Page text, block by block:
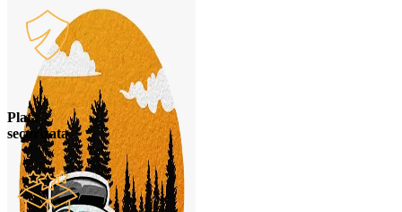
Plata
securizata